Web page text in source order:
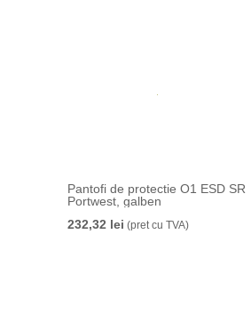
Pantofi de protectie O1 ESD SR
Portwest, galben
232,32 lei (pret cu TVA)